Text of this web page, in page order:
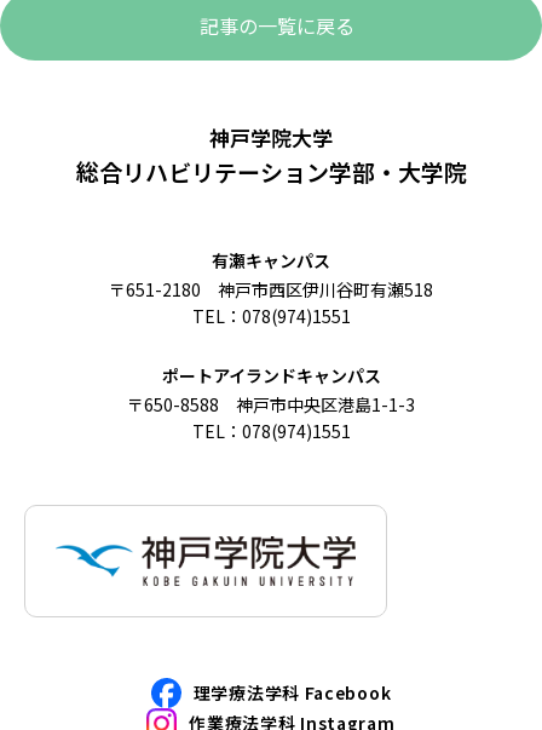
記事の一覧に戻る
神戸学院大学
総合リハビリテーション学部・大学院
有瀬キャンパス
〒651-2180 神戸市西区伊川谷町有瀬518
TEL：078(974)1551
ポートアイランドキャンパス
〒650-8588 神戸市中央区港島1-1-3
TEL：078(974)1551
理学療法学科 Facebook
作業療法学科 Instagram